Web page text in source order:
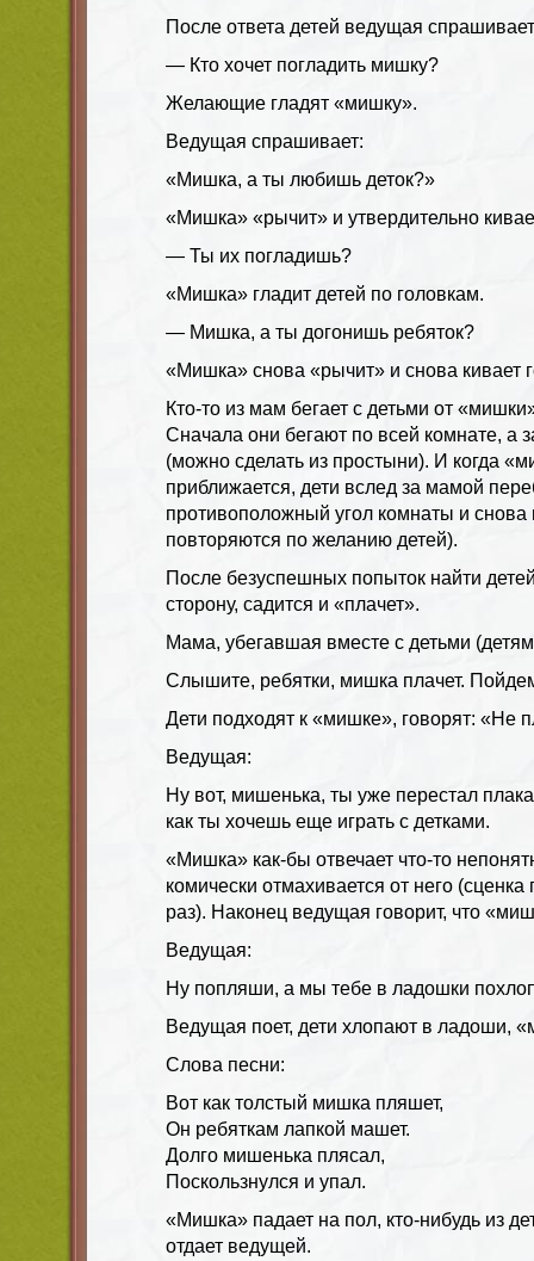
После ответа детей ведущая
— Кто хочет погладить мишку?
Желающие гладят «мишку».
Ведущая спрашивает:
«Мишка, а ты любишь деток?»
«Мишка» «рычит» и утвердительно
— Ты их погладишь?
«Мишка» гладит детей по головкам.
— Мишка, а ты догонишь ребяток?
«Мишка» снова «рычит» и снова кивает
Кто-то из мам бегает с детьми от
Сначала они бегают по всей комнате, а
(можно сделать из простыни). И когда
приближается, дети вслед за мамой
противоположный угол комнаты и снова
повторяются по желанию детей).
После безуспешных попыток найти
сторону, садится и «плачет».
Мама, убегавшая вместе с детьми
Слышите, ребятки, мишка плачет.
Дети подходят к «мишке», говорят: «Не
Ведущая:
Ну вот, мишенька, ты уже перестал
как ты хочешь еще играть с детками.
«Мишка» как-бы отвечает что-то
комически отмахивается от него (сценка
раз). Наконец ведущая говорит, что
Ведущая:
Ну попляши, а мы тебе в ладошки
Ведущая поет, дети хлопают в ладоши,
Слова песни:
Вот как толстый мишка пляшет,
Он ребяткам лапкой машет.
Долго мишенька плясал,
Поскользнулся и упал.
«Мишка» падает на пол, кто-нибудь из
отдает ведущей.